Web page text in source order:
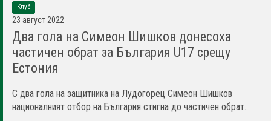
Клуб
23 август 2022
Два гола на Симеон Шишков донесоха
частичен обрат за България U17 срещу
Естония
С два гола на защитника на Лудогорец Симеон Шишков
националният отбор на България стигна до частичен обрат...